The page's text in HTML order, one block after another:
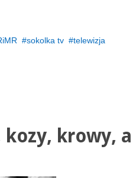
sokolka tv
telewizja
krowy, a